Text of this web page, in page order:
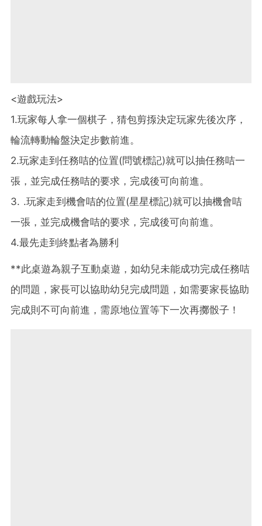
<遊戲玩法>
1.玩家每人拿一個棋子，猜包剪揼決定玩家先後次序，
輪流轉動輪盤決定步數前進。
2.玩家走到任務咭的位置(問號標記)就可以抽任務咭一
張，並完成任務咭的要求，完成後可向前進。
3. .玩家走到機會咭的位置(星星標記)就可以抽機會咭
一張，並完成機會咭的要求，完成後可向前進。
4.最先走到終點者為勝利
**此桌遊為親子互動桌遊，如幼兒未能成功完成任務咭
的問題，家長可以協助幼兒完成問題，如需要家長協助
完成則不可向前進，需原地位置等下一次再擲骰子！